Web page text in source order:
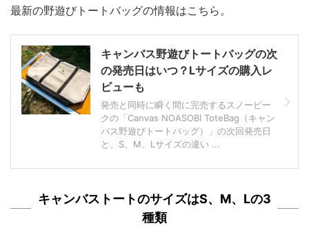
最新の野遊びトートバッグの情報はこちら。
キャンバス野遊びトートバッグの次
の発売日はいつ？Lサイズの購入レ
ビューも
発売と同時に瞬く間に完売するスノーピー
クの「Canvas NOASOBI ToteBag（キャン
バス野遊びトートバッグ）」の次回発売日
と、S、M、Lサイズの違い ...
キャンバストートのサイズはS、M、Lの3
種類